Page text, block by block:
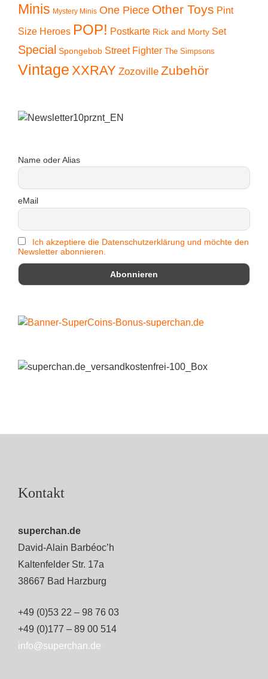
Minis Mystery Minis One Piece Other Toys Pint
Size Heroes POP! Postkarte Rick and Morty Set
Special Spongebob Street Fighter The Simpsons
Vintage XXRAY Zozoville Zubehör
Name oder Alias
eMail
Ich akzeptiere die Datenschutzerklärung und möchte den
Newsletter abonnieren.
Kontakt
superchan.de
David-Alain Barbéoc’h
Kaltenfelder Str. 17a
38667 Bad Harzburg
+49 (0)53 22 – 98 76 03
+49 (0)177 – 89 00 514
info@superchan.de